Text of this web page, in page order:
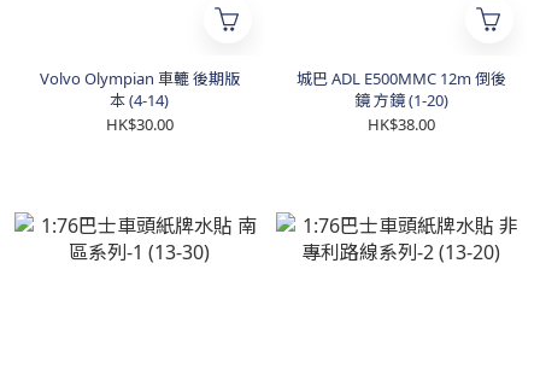
Volvo Olympian 車轆 後期版
本 (4-14)
HK$30.00
城巴 ADL E500MMC 12m 倒後
鏡 方鏡 (1-20)
HK$38.00